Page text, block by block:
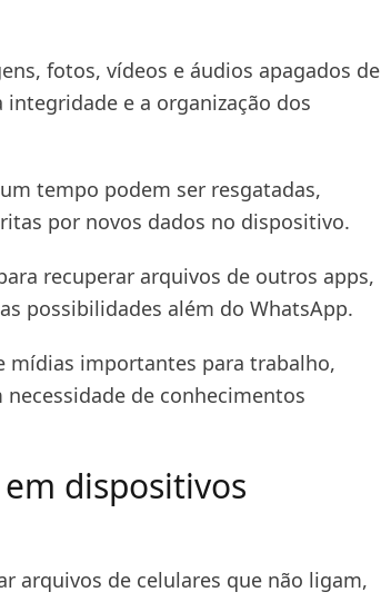
fotos, vídeos e áudios apagados de
e a organização dos
tempo podem ser resgatadas,
por novos dados no dispositivo.
recuperar arquivos de outros apps,
possibilidades além do WhatsApp.
mídias importantes para trabalho,
de conhecimentos
dispositivos
arquivos de celulares que não ligam,